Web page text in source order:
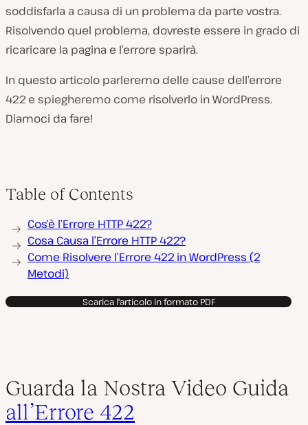
soddisfarla a causa di un problema da parte vostra.
Risolvendo quel problema, dovreste essere in grado di
ricaricare la pagina e l’errore sparirà.
In questo articolo parleremo delle cause dell’errore
422 e spiegheremo come risolverlo in WordPress.
Diamoci da fare!
Table of Contents
Cos’è l’Errore HTTP 422?
Cosa Causa l’Errore HTTP 422?
Come Risolvere l’Errore 422 in WordPress (2
Metodi)
Scarica l'articolo in formato PDF
Guarda la Nostra Video Guida
all’Errore 422